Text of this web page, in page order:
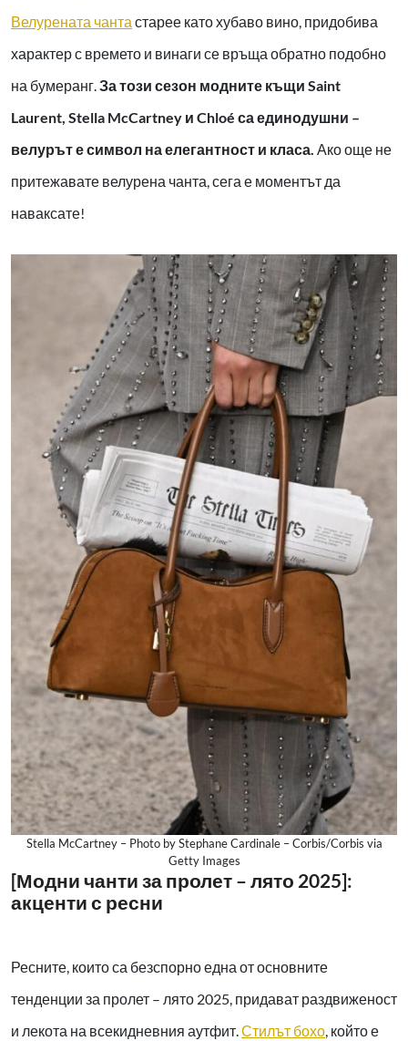
Велурената чанта старее като хубаво вино, придобива
характер с времето и винаги се връща обратно подобно
на бумеранг.За този сезон модните къщи Saint
Laurent, Stella McCartney и Chloé са единодушни –
велурът е символ на елегантност и класа. Ако още не
притежавате велурена чанта, сега е моментът да
наваксате!
Stella McCartney – Photo by Stephane Cardinale – Corbis/Corbis via
Getty Images
[Модни чанти за пролет – лято 2025]:
акценти с ресни
Ресните, които са безспорно една от основните
тенденции за пролет – лято 2025, придават раздвиженост
и лекота на всекидневния аутфит.Стилът бохо, който е